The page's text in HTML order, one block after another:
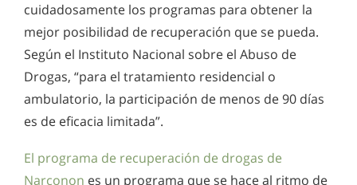
cuidadosamente los programas para obtener la
mejor posibilidad de recuperación que se pueda.
Según el Instituto Nacional sobre el Abuso de
Drogas, “para el tratamiento residencial o
ambulatorio, la participación de menos de 90 días
es de eficacia limitada”.
El programa de recuperación de drogas de
Narconon es un programa que se hace al ritmo de